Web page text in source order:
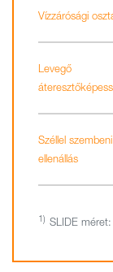
Vízzárósági
Levegő
Széllel szembeni
ellenállás
SLIDE